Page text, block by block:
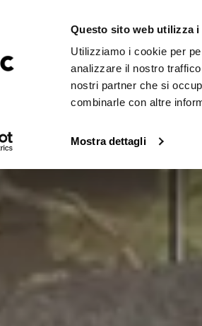
Questo sito web utilizza i
Utilizziamo i cookie per
analizzare il nostro
nostri partner che si
combinarle con altre
Mostra dettagli
Tende da soleRealizzazioniJournal
da sole